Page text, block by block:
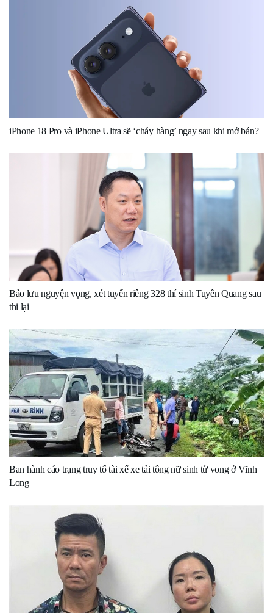
iPhone 18 Pro và iPhone Ultra sẽ ‘cháy hàng’ ngay sau khi mở bán?
Bảo lưu nguyện vọng, xét tuyển riêng 328 thí sinh Tuyên Quang sau
thi lại
Ban hành cáo trạng truy tố tài xế xe tải tông nữ sinh tử vong ở Vĩnh
Long